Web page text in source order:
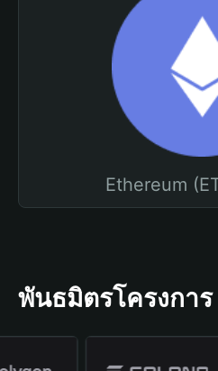
Ethereum
พันธมิตรโครงการ